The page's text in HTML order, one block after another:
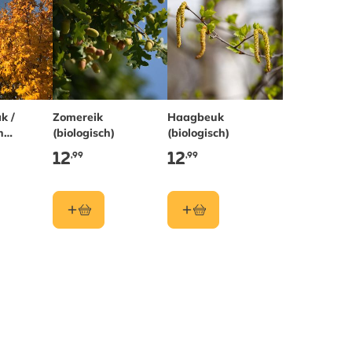
/
Zomereik
(biologisch)
12,99
Haagbeuk
(biologisch)
12,99